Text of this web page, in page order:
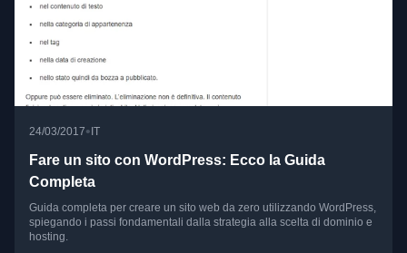
24/03/2017•IT
Fare un sito con WordPress: Ecco la Guida
Completa
Guida completa per creare un sito web da zero utilizzando WordPress,
spiegando i passi fondamentali dalla strategia alla scelta di dominio e
hosting.